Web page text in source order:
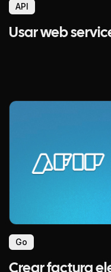
API
Usar web
Go
Crear factura